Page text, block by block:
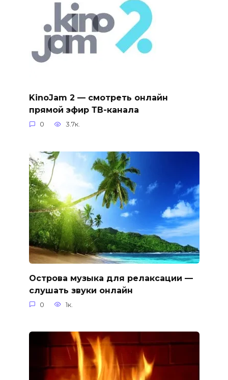
KinoJam 2 — смотреть онлайн
прямой эфир ТВ-канала
0 3.7к.
Острова музыка для релаксации —
слушать звуки онлайн
0 1к.